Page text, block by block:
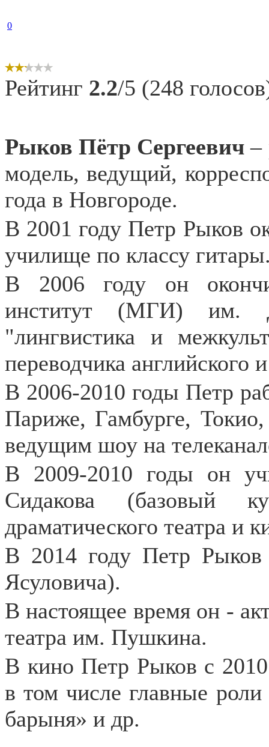
0
Рейтинг 2.2/5 (248
Рыков Пётр Сергеевич –
модель, ведущий,
года в Новгороде.
В 2001 году Петр Рыков
училище по классу
В 2006 году он
институт (МГИ) им.
"лингвистика и
переводчика английского
В 2006-2010 годы Петр
Париже, Гамбурге,
ведущим шоу на
В 2009-2010 годы он
Сидакова (базовый
драматического театра и
В 2014 году Петр
Ясуловича).
В настоящее время он -
театра им. Пушкина.
В кино Петр Рыков с
в том числе главные
барыня» и др.